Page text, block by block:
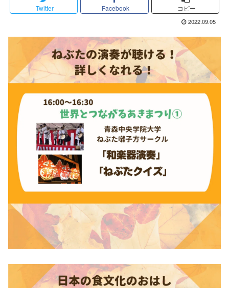
Twitter Facebook コピー
2022.09.05